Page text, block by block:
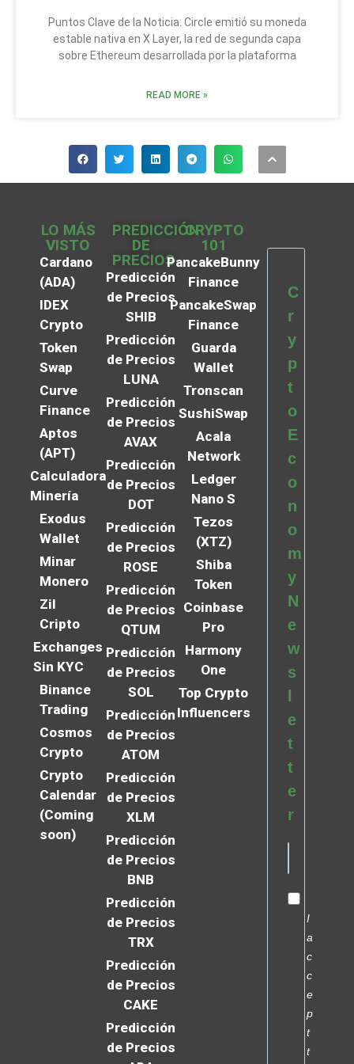
Puntos Clave de la Noticia: Circle emitió su moneda
estable nativa en X Layer, la red de segunda capa
sobre Ethereum desarrollada por la plataforma
READ MORE »
LO MÁS
VISTO
Cardano
(ADA)
IDEX
Crypto
Token
Swap
Curve
Finance
Aptos
(APT)
Calculadora
Minería
Exodus
Wallet
Minar
Monero
Zil
Cripto
Exchanges
Sin KYC
Binance
Trading
Cosmos
Crypto
Crypto
Calendar
(Coming
soon)
PREDICCIÓN
DE
PRECIOS
Predicción
de Precios
SHIB
Predicción
de Precios
LUNA
Predicción
de Precios
AVAX
Predicción
de Precios
DOT
Predicción
de Precios
ROSE
Predicción
de Precios
QTUM
Predicción
de Precios
SOL
Predicción
de Precios
ATOM
Predicción
de Precios
XLM
Predicción
de Precios
BNB
Predicción
de Precios
TRX
Predicción
de Precios
CAKE
Predicción
de Precios
CRYPTO
101
PancakeBunny
Finance
PancakeSwap
Finance
Guarda
Wallet
Tronscan
SushiSwap
Acala
Network
Ledger
Nano S
Tezos
(XTZ)
Shiba
Token
Coinbase
Pro
Harmony
One
Top Crypto
Influencers
C
r
y
p
t
o
E
c
o
n
o
m
y
N
e
w
s
e
t
t
e
r
I
a
c
c
e
p
t
t